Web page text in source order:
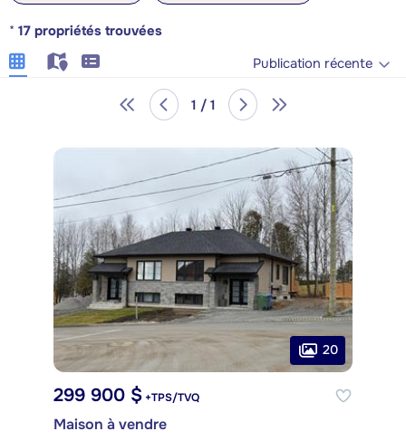
* 17 propriétés trouvées
Publication récente
1 / 1
20
299 900 $ +TPS/TVQ
Maison à vendre